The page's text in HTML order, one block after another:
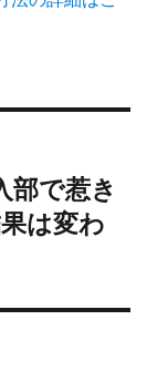
部で惹き
は変わ